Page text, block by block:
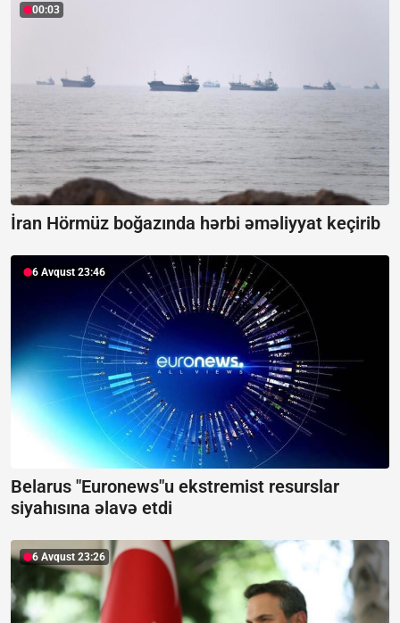
00:03
İran Hörmüz boğazında hərbi əməliyyat keçirib
6 Avqust 23:46
Belarus "Euronews"u ekstremist resurslar
siyahısına əlavə etdi
6 Avqust 23:26